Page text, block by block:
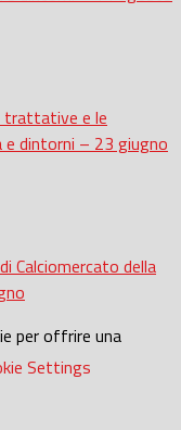
trattative e le
e dintorni – 23 giugno
Calciomercato della
per offrire una
Settings